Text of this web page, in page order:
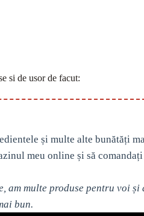
si de usor de facut:
și multe alte bunătăți
meu online și să comandați
am multe produse pentru voi
bun.